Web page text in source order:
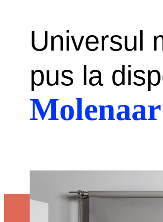
Universul
pus la
Molenaar